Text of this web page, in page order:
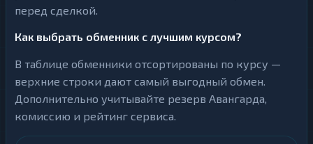
перед сделкой.
Как выбрать обменник с лучшим курсом?
В таблице обменники отсортированы по курсу —
верхние строки дают самый выгодный обмен.
Дополнительно учитывайте резерв Авангарда,
комиссию и рейтинг сервиса.